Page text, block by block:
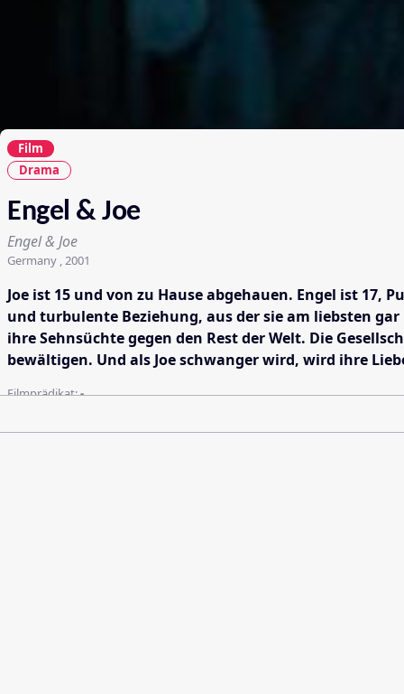
Film
Drama
Engel & Joe
Engel & Joe
Germany , 2001
Joe ist 15 und von zu Hause abgehauen. Engel ist
und turbulente Beziehung, aus der sie am liebsten
ihre Sehnsüchte gegen den Rest der Welt. Die
bewältigen. Und als Joe schwanger wird, wird ihre
Filmprädikat:-